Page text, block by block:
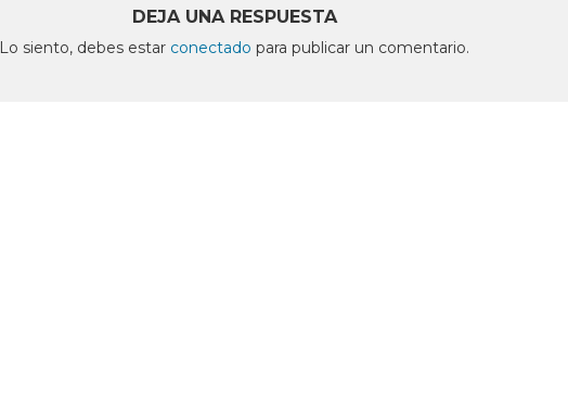
DEJA UNA RESPUESTA
Lo siento, debes estar conectado para publicar un comentario.